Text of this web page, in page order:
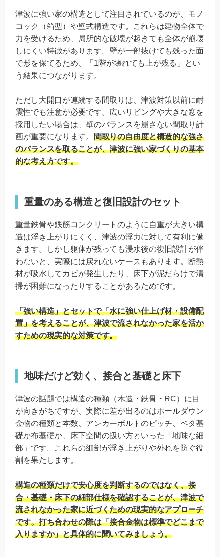
津波に強い家の構造として注目されているのが、モノ
コック（箱型）や壁式構造です。これらは建物全体で
力を受けるため、局所的な破壊が起きても全体が崩壊
しにくい特徴があります。壁が一部抜けても残った面
で形を保てるため、「1階が壊れても上が残る」とい
う結果につながります。
ただし大開口が連続する間取りは、津波対策以前に耐
震性でも注意が必要です。広いリビングや大きな窓を
採用したい場合は、壁のバランスを崩さない間取り計
画が重要になります。 間取りの自由度と構造的な強さ
のバランスを取ることが、津波に強い家づくりの基本
的な考え方です。
重量のある構造と復旧設計のセット
重量鉄骨や鉄筋コンクリートのように自重が大きい構
造は浮き上がりにくく、津波の浮力に対して有利に働
きます。しかし躯体が残っても浸水後の復旧設計が伴
わないと、実際には戻れないケースもあります。断熱
材が吸水してカビが発生したり、床下が泥だらけで清
掃が困難になったりすることがあるためです。
「強い構造」とセットで「水に強い仕上げ材・設備配
置」を考えることが、津波で流されなかった家を活か
すための現実的な対策です。
地味だけど効く、接合と基礎と床下
津波の話題では構造の種類（木造・鉄骨・RC）に目
が向きがちですが、実際に差が出るのはホールダウン
金物の種類と本数、アンカーボルトのピッチ、ベタ基
礎か布基礎か、床下空間の扱い方といった「地味な細
部」です。これらの細部が浮き上がりや外れを防ぐ役
割を果たします。
構造の種類だけで安心度を判断するのではなく、接
合・基礎・床下の細部仕様を確認することが、津波で
流されなかった家に近づくための現実的なアプローチ
です。打ち合わせの際は「接合金物は標準でどこまで
入りますか」と具体的に聞いてみましょう。